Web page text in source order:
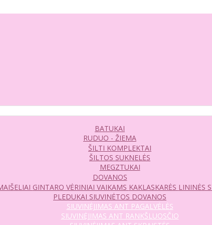
BATUKAI
RUDUO - ŽIEMA
ŠILTI KOMPLEKTAI
ŠILTOS SUKNELĖS
MEGZTUKAI
DOVANOS
GINTARO VĖRINIAI VAIKAMS KAKLASKARĖS LININĖS
PLEDUKAI SIUVINĖTOS DOVANOS
SIUVINĖJIMAS ANT PAGALVĖLĖS
SIUVINĖJIMAS ANT RANKŠLUOSČIO